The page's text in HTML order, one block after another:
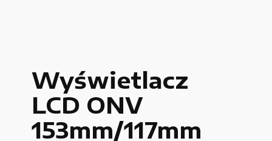
Części zamienne do urządzeń i narzędzi
Kable i przewody
Maszyny i urządzenia produkcujne
Wyświetlacz
LCD ONV
153mm/117mm